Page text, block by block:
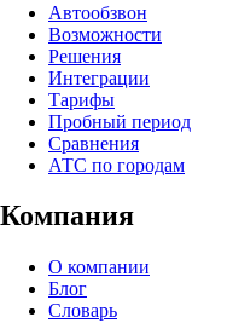
Автообзвон
Возможности
Решения
Интеграции
Тарифы
Пробный период
Сравнения
АТС по городам
Компания
О компании
Блог
Словарь